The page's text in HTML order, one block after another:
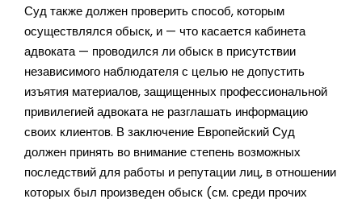
Суд также должен проверить способ, которым
осуществлялся обыск, и — что касается кабинета
адвоката — проводился ли обыск в присутствии
независимого наблюдателя с целью не допустить
изъятия материалов, защищенных профессиональной
привилегией адвоката не разглашать информацию
своих клиентов. В заключение Европейский Суд
должен принять во внимание степень возможных
последствий для работы и репутации лиц, в отношении
которых был произведен обыск (см. среди прочих